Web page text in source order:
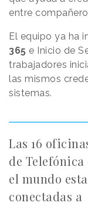
entre
El equipo ya ha
365 e Inicio de
trabajadores
las mismos
sistemas.
Las 16
de Telefónica
el mundo
conectadas a